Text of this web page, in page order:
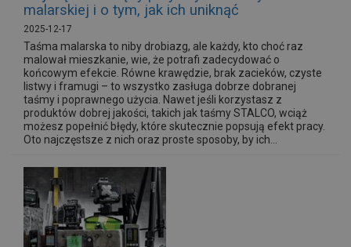
malarskiej i o tym, jak ich uniknąć
2025-12-17
Taśma malarska to niby drobiazg, ale każdy, kto choć raz
malował mieszkanie, wie, że potrafi zadecydować o
końcowym efekcie. Równe krawędzie, brak zacieków, czyste
listwy i framugi – to wszystko zasługa dobrze dobranej
taśmy i poprawnego użycia. Nawet jeśli korzystasz z
produktów dobrej jakości, takich jak taśmy STALCO, wciąż
możesz popełnić błędy, które skutecznie popsują efekt pracy.
Oto najczęstsze z nich oraz proste sposoby, by ich...